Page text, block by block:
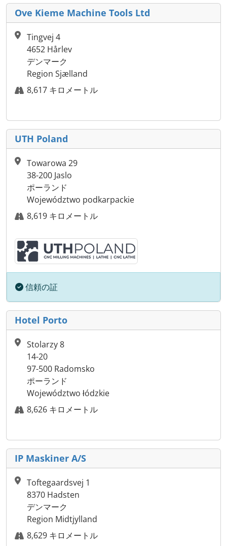
Ove Kieme Machine Tools Ltd
Tingvej 4
4652 Hårlev
デンマーク
Region Sjælland
8,617 キロメートル
UTH Poland
Towarowa 29
38-200 Jaslo
ポーランド
Województwo podkarpackie
8,619 キロメートル
信頼の証
Hotel Porto
Stolarzy 8
14-20
97-500 Radomsko
ポーランド
Województwo łódzkie
8,626 キロメートル
IP Maskiner A/S
Toftegaardsvej 1
8370 Hadsten
デンマーク
Region Midtjylland
8,629 キロメートル